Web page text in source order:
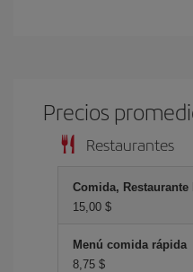
Precios
Restaurantes
Comida, Restaurante
15,00 $
Menú comida rápida
8,75 $